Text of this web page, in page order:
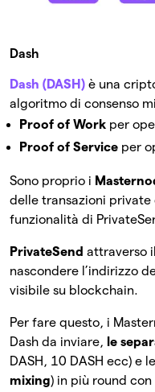
Dash
Dash (DASH) è una
algoritmo di consenso
Proof of Work per
Proof of Service per
Sono proprio i
delle transazioni
funzionalità di
PrivateSend attraverso
nascondere l’indirizzo
visibile su blockchain.
Per fare questo, i
Dash da inviare, le
DASH, 10 DASH ecc) e
mixing) in più round